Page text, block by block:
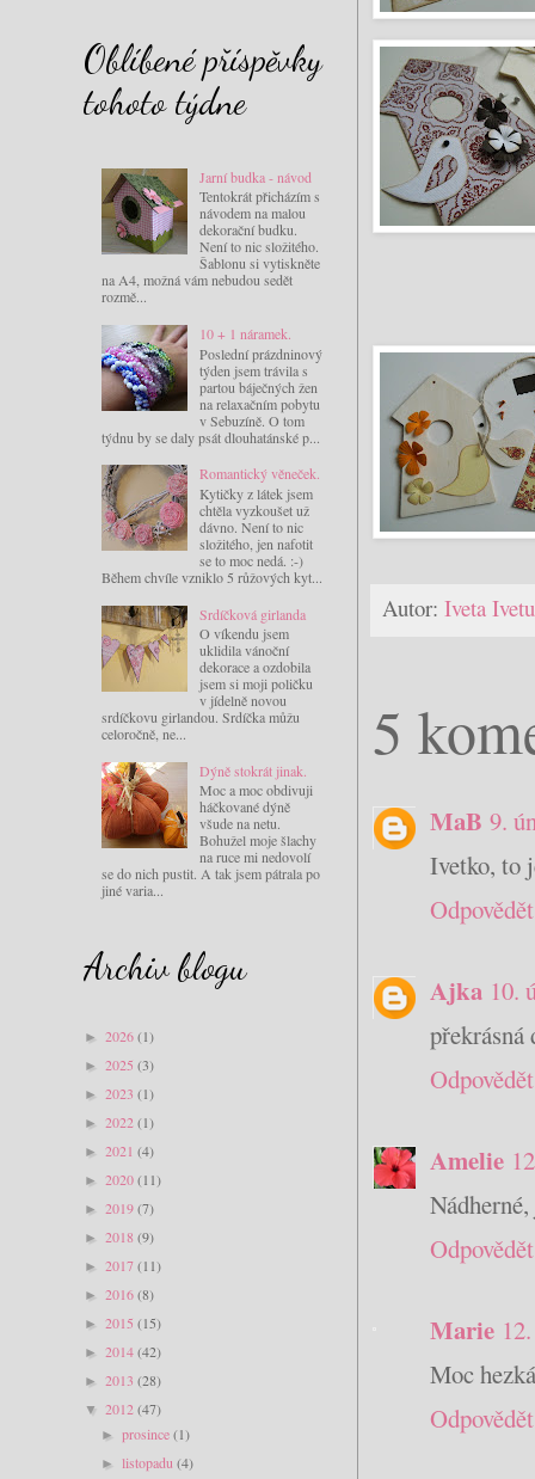
Autor: Iveta
5
MaB 9.
Ivetko, to
Odpovědět
Ajka 10.
Odpovědět
Amelie
Odpovědět
Marie
Moc
Odpovědět
Oblíbené příspěvky
tohoto týdne
Jarní budka - návod
Tentokrát přicházím s
návodem na malou
dekorační budku.
Není to nic složitého.
Šablonu si vytiskněte
na A4, možná vám nebudou sedět
rozmě...
10 + 1 náramek.
Poslední prázdninový
týden jsem trávila s
partou báječných žen
na relaxačním pobytu
v Sebuzíně. O tom
týdnu by se daly psát dlouhatánské p...
Romantický věneček.
Kytičky z látek jsem
chtěla vyzkoušet už
dávno. Není to nic
složitého, jen nafotit
se to moc nedá. :-)
Během chvíle vzniklo 5 růžových kyt...
Srdíčková girlanda
O víkendu jsem
uklidila vánoční
dekorace a ozdobila
jsem si moji poličku
v jídelně novou
srdíčkovu girlandou. Srdíčka můžu
celoročně, ne...
Dýně stokrát jinak.
Moc a moc obdivuji
háčkované dýně
všude na netu.
Bohužel moje šlachy
na ruce mi nedovolí
se do nich pustit. A tak jsem pátrala po
jiné varia...
Archiv blogu
► 2026(1)
► 2025 (3)
► 2023 (1)
► 2022(1)
► 2021 (4)
► 2020(11)
► 2019(7)
► 2018 (9)
► 2017(11)
► 2016(8)
► 2015 (15)
► 2014(42)
► 2013 (28)
▼ 2012(47)
►prosince(1)
►listopadu(4)